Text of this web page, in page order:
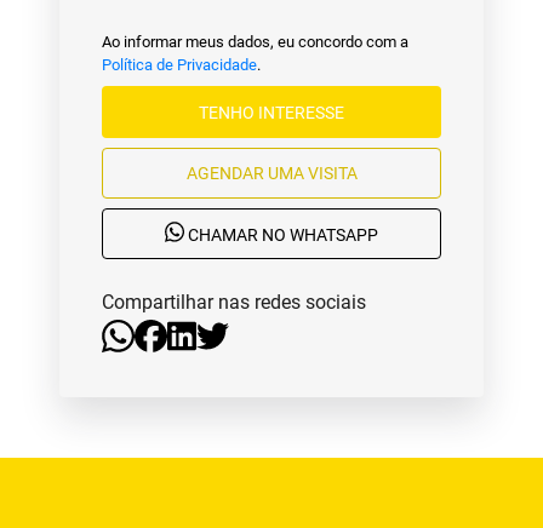
Ao informar meus dados, eu concordo com a
Política de Privacidade.
TENHO INTERESSE
AGENDAR UMA VISITA
CHAMAR NO WHATSAPP
Compartilhar nas redes sociais